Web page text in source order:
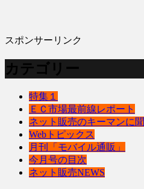
スポンサーリンク
カテゴリー
特集１
ＥＣ市場最前線レポート
ネット販売のキーマンに聞
Webトピックス
月刊「モバイル通販」
今月号の目次
ネット販売NEWS